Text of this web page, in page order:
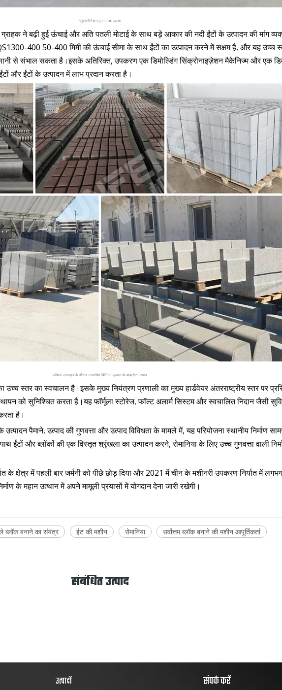
'सुपरसोनिक' QS1300-400
ग्राहक ने बढ़ी हुई ऊंचाई और अति पतली मोटाई के साथ बड़े आकार की नदी ईंटों के उत्पादन की मांग
400 50-400 मिमी की ऊंचाई सीमा के साथ ईंटों का उत्पादन करने में सक्षम है, और यह उच्च
से संभाल सकता है।इसके अतिरिक्त, उपकरण एक डिमोल्डिंग सिंक्रोनाइज़ेशन मैकेनिज्म और एक
और ईंटों के उत्पादन में लाभ प्रदान करता है।
परीक्षण उत्पादन के दौरान उत्पादित विभिन्न प्रकार के कंक्रीट उत्पाद
स्तर का स्वचालन है।इसके मुख्य नियंत्रण प्रणाली का मुख्य हार्डवेयर अंतरराष्ट्रीय स्तर पर
को सुनिश्चित करता है।यह फॉर्मूला स्टोरेज, फॉल्ट अलार्म सिस्टम और स्वचालित निदान जैसी
है।
पैमाने, उत्पाद की गुणवत्ता और उत्पाद विविधता के मामले में, यह परियोजना स्थानीय निर्माण
ईंटों और ब्लॉकों की एक विस्तृत श्रृंखला का उत्पादन करने, रोमानिया के लिए उच्च गुणवत्ता वाली
क्षेत्र में पहली बार जर्मनी को पीछे छोड़ दिया और 2021 में चीन के मशीनरी उपकरण निर्यात में लगभग
के महान उत्थान में अपने मामूली प्रयासों में योगदान देना जारी रखेगी।
ब्लॉक बनाने का संयंत्र ईंट की मशीन रोमानिया सर्वोत्तम ब्लॉक बनाने की मशीन आपूर्तिकर्ता
संबंधित उत्पाद
उत्पादों संपर्क करें